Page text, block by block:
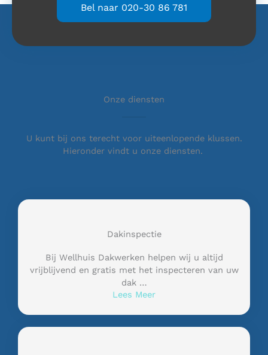
Bel naar 020-30 86 781
Onze diensten
U kunt bij ons terecht voor uiteenlopende klussen.
Hieronder vindt u onze diensten.
Dakinspectie
Bij Wellhuis Dakwerken helpen wij u altijd
vrijblijvend en gratis met het inspecteren van uw
dak …
Lees Meer